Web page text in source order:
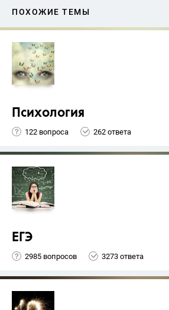
ПОХОЖИЕ ТЕМЫ
Психология
122 вопроса 262 ответа
ЕГЭ
2985 вопросов 3273 ответа